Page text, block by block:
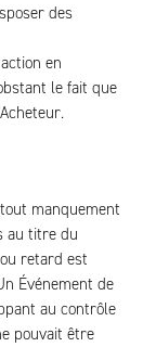
des
en
le fait que
manquement
au titre du
retard est
Événement de
au contrôle
pouvait être